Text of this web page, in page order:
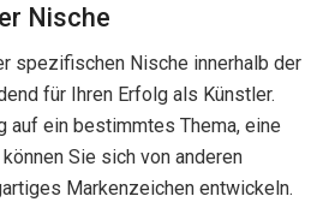
Nische
spezifischen Nische innerhalb der
für Ihren Erfolg als Künstler.
auf ein bestimmtes Thema, eine
Sie sich von anderen
Markenzeichen entwickeln.